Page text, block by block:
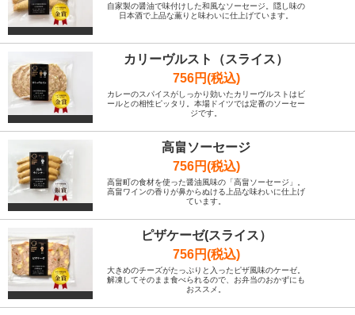
自家製の醤油で味付けした和風なソーセージ。隠し味の
日本酒で上品な薫りと味わいに仕上げています。
カリーヴルスト（スライス）
756円(税込)
カレーのスパイスがしっかり効いたカリーヴルストはビ
ールとの相性ピッタリ。本場ドイツでは定番のソーセー
ジです。
高畠ソーセージ
756円(税込)
高畠町の食材を使った醤油風味の「高畠ソーセージ」。
高畠ワインの香りが鼻からぬける上品な味わいに仕上げ
ています。
ピザケーゼ(スライス）
756円(税込)
大きめのチーズがたっぷりと入ったピザ風味のケーゼ。
解凍してそのまま食べられるので、お弁当のおかずにも
おススメ。